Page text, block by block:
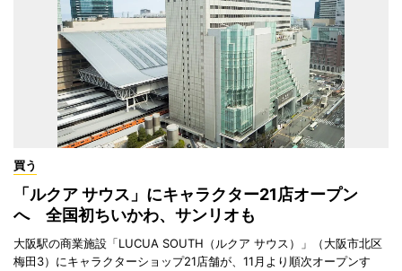
買う
「ルクア サウス」にキャラクター21店オープン
へ 全国初ちいかわ、サンリオも
大阪駅の商業施設「LUCUA SOUTH（ルクア サウス）」（大阪市北区
梅田3）にキャラクターショップ21店舗が、11月より順次オープンす